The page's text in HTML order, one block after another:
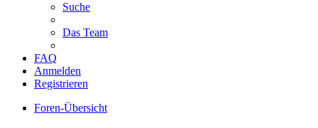
Suche
Das Team
FAQ
Anmelden
Registrieren
Foren-Übersicht